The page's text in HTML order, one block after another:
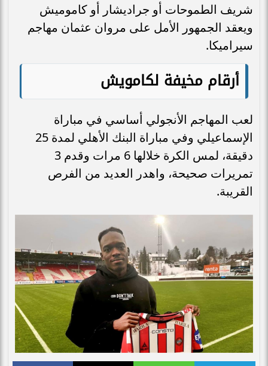
شريف الطموحات أو جراديشار أو كاموميش
ويعقد الجمهور الأمل على مروان عثمان مهاجم
سيراميكا.
أرقام مخيفة لكامويش
لعب المهاجم الأنجولي أساسي في مباراة
الإسماعيلي وفي مباراة البنك الأهلي لمدة 25
دقيقة، لمس الكرة خلالها 6 مرات وقدم 3
تمريرات صحيحة، واهدر العديد من الفرص
القريبة.